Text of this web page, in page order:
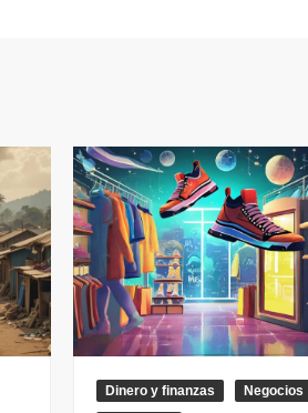
Dinero y finanzas Negocios